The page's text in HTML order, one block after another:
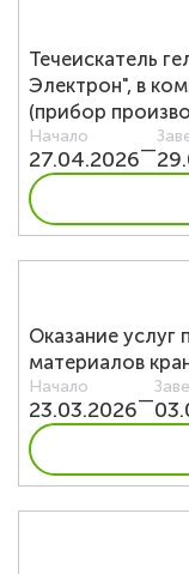
Течеискатель
Электрон", в
(прибор
Начало
27.04.2026—
Оказание услуг
материалов
Начало
23.03.2026—